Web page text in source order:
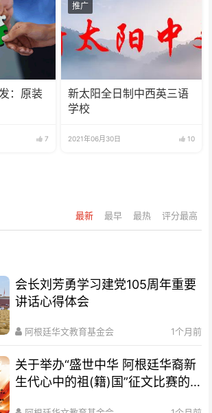
：原装
7
推广
新太阳全日制中西英三语
学校
2021年06月30日 10
最新 最早 最热 评分最高
会长刘芳勇学习建党105周年重要
讲话心得体会
阿根廷华文教育基金会 1个月前
关于举办“盛世中华 阿根廷华裔新
生代心中的祖(籍)国”征文比赛的